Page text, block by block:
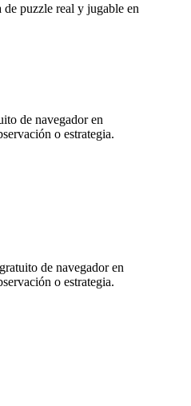
de puzzle real y jugable en
de navegador en
o estrategia.
de navegador en
o estrategia.